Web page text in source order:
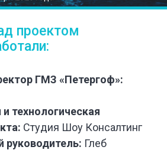
проектом
ГМЗ «Петергоф»:
технологическая
Студия Шоу Консалтинг
Глеб